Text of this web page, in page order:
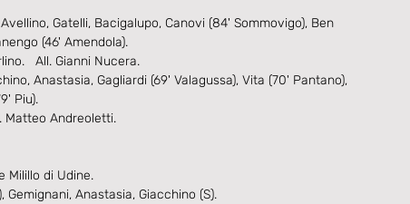
Gatelli, Bacigalupo, Canovi (84' Sommovigo), Ben
(46' Amendola).
All. Gianni Nucera.
Anastasia, Gagliardi (69' Valagussa), Vita (70' Pantano),
Piu).
Matteo Andreoletti.
Milillo di Udine.
Anastasia, Giacchino (S).